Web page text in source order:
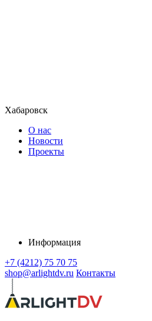
Хабаровск
О нас
Новости
Проекты
Информация
+7 (4212) 75 70 75
shop@arlightdv.ru Контакты